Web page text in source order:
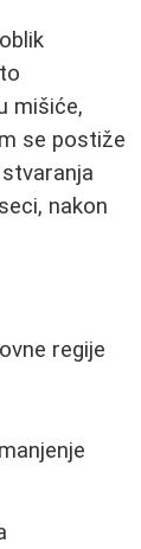
mišiće,
se postiže
nakon
regije